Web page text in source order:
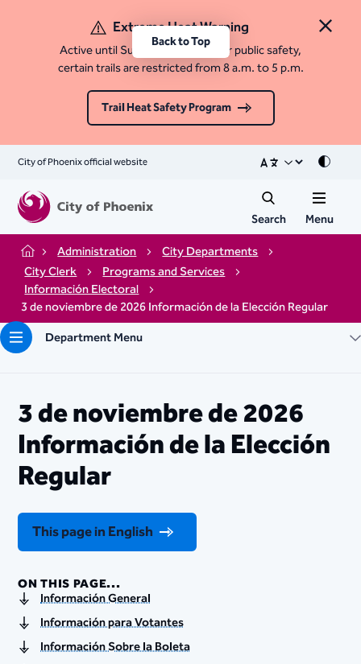
Close
Extreme Heat Warning
Active until Sunday, August 9. For public safety,
certain trails are restricted from 8 a.m. to 5 p.m.
Trail Heat Safety Program
City of Phoenix official website Mode
Search Menu
Home Administration
City Departments
City Clerk
Programs and Services
Información Electoral
3 de noviembre de 2026 Información de la Elección Regular
Department Menu
3 de noviembre de 2026
Información de la Elección
Regular
This page in English
ON THIS PAGE...
Información General
Información para Votantes
Información Sobre la Boleta
Back to Top